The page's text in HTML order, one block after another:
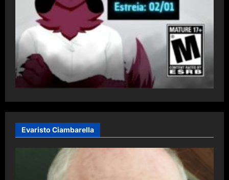
Evaristo Ciambarella